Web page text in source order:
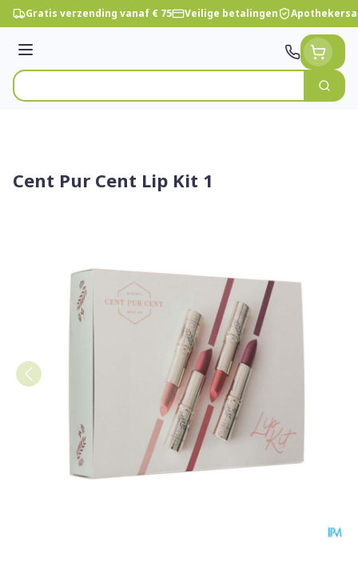
Ga naar de inhoud
Gratis verzending vanaf € 75 Veilige betalingen
Menu
Product, merk, categorie...
Zoek
Cent Pur Cent Lip Kit 1